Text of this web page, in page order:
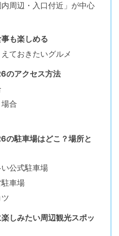
周辺・入口付近」が中心
も楽しめる
ておきたいグルメ
のアクセス方法
合
の駐車場はどこ？場所と
公式駐車場
車場
しみたい周辺観光スポッ